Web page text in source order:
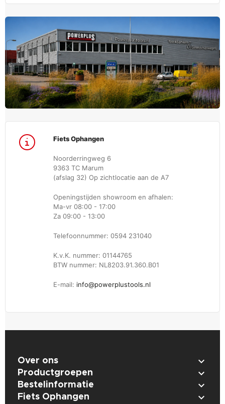
Fiets Ophangen
Noorderringweg 6
9363 TC Marum
(afslag 32) Op zichtlocatie aan de A7
Openingstijden showroom en afhalen:
Ma-vr 08:00 - 17:00
Za 09:00 - 13:00
Telefoonnummer: 0594 231040
K.v.K. nummer: 01144765
BTW nummer: NL8203.91.360.B01
E-mail: info@powerplustools.nl
Over ons 
Productgroepen 
Bestelinformatie 
Fiets Ophangen 